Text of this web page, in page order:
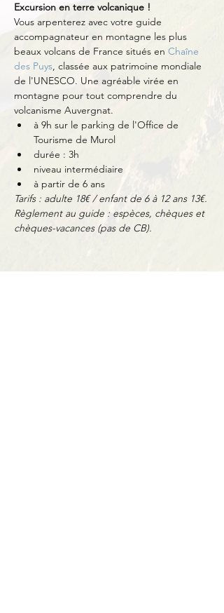
Excursion en terre volcanique !
Vous arpenterez avec votre guide
accompagnateur en montagne les plus
beaux volcans de France situés en Chaîne
des Puys, classée aux patrimoine mondiale
de l'UNESCO. Une agréable virée en
montagne pour tout comprendre du
volcanisme Auvergnat.
à 9h sur le parking de l'Office de
Tourisme de Murol
durée : 3h
niveau intermédiaire
à partir de 6 ans
Tarifs : adulte 18€ / enfant de 6 à 12 ans 13€.
Règlement au guide : espèces, chèques et
chèques-vacances (pas de CB).